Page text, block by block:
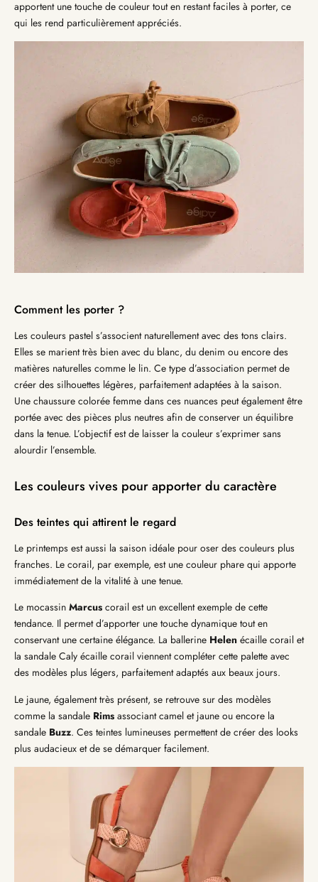
apportent une touche de couleur tout en restant faciles à porter, ce
qui les rend particulièrement appréciés.
Comment les porter ?
Les couleurs pastel s’associent naturellement avec des tons clairs.
Elles se marient très bien avec du blanc, du denim ou encore des
matières naturelles comme le lin. Ce type d’association permet de
créer des silhouettes légères, parfaitement adaptées à la saison.
Une chaussure colorée femme dans ces nuances peut également être
portée avec des pièces plus neutres afin de conserver un équilibre
dans la tenue. L’objectif est de laisser la couleur s’exprimer sans
alourdir l’ensemble.
Les couleurs vives pour apporter du caractère
Des teintes qui attirent le regard
Le printemps est aussi la saison idéale pour oser des couleurs plus
franches. Le corail, par exemple, est une couleur phare qui apporte
immédiatement de la vitalité à une tenue.
Le mocassin Marcus corail est un excellent exemple de cette
tendance. Il permet d’apporter une touche dynamique tout en
conservant une certaine élégance. La ballerine Helen écaille corail et
la sandale Caly écaille corail viennent compléter cette palette avec
des modèles plus légers, parfaitement adaptés aux beaux jours.
Le jaune, également très présent, se retrouve sur des modèles
comme la sandale Rims associant camel et jaune ou encore la
sandale Buzz. Ces teintes lumineuses permettent de créer des looks
plus audacieux et de se démarquer facilement.